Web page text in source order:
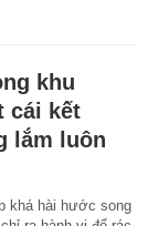
khu
cái kết
lắm luôn
khá hài hước song